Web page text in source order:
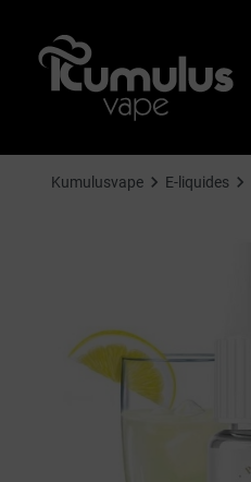
Kumulusvape E-liquides